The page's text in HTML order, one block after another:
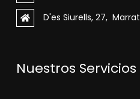
D'es Siurells, 27,
Nuestros Servicios